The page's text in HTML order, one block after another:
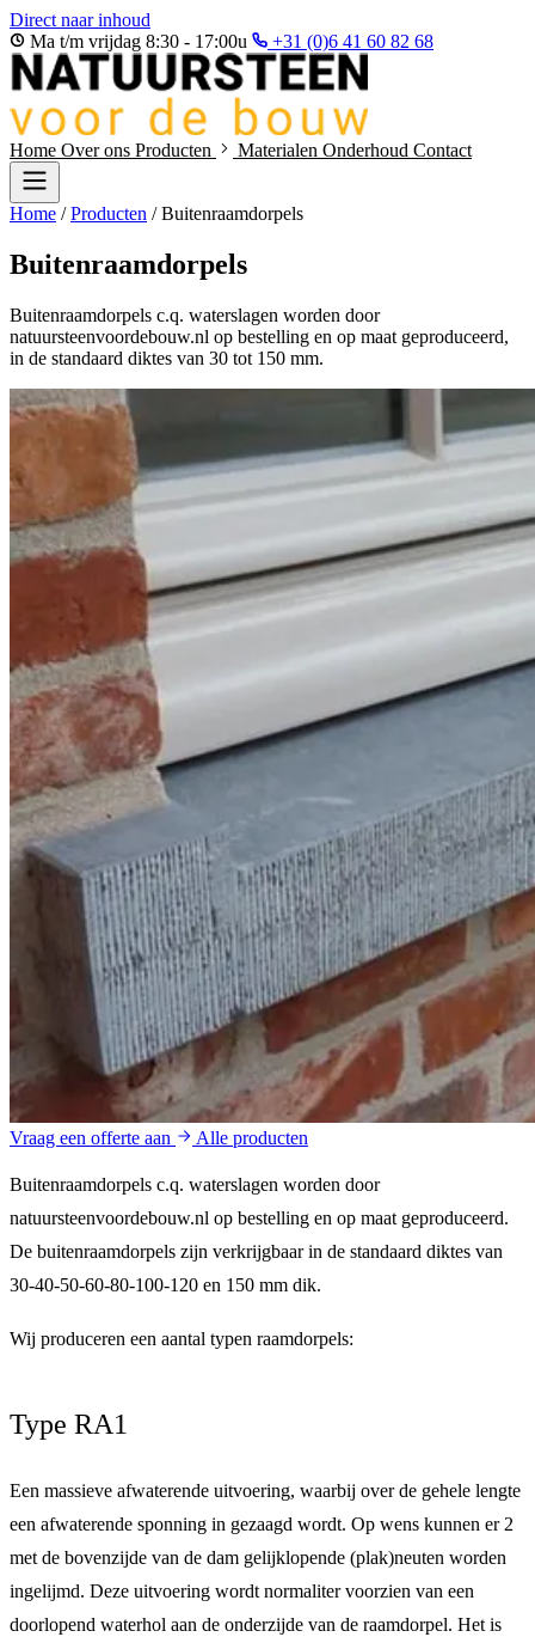
Direct naar inhoud
Ma t/m vrijdag 8:30 - 17:00u
+31 (0)6 41 60 82 68
Home Over ons Producten Materialen Onderhoud Contact
Home / Producten / Buitenraamdorpels
Buitenraamdorpels
Buitenraamdorpels c.q. waterslagen worden door
natuursteenvoordebouw.nl op bestelling en op maat geproduceerd,
in de standaard diktes van 30 tot 150 mm.
Vraag een offerte aan Alle producten
Buitenraamdorpels c.q. waterslagen worden door
natuursteenvoordebouw.nl op bestelling en op maat geproduceerd.
De buitenraamdorpels zijn verkrijgbaar in de standaard diktes van
30-40-50-60-80-100-120 en 150 mm dik.
Wij produceren een aantal typen raamdorpels:
Type RA1
Een massieve afwaterende uitvoering, waarbij over de gehele lengte
een afwaterende sponning in gezaagd wordt. Op wens kunnen er 2
met de bovenzijde van de dam gelijklopende (plak)neuten worden
ingelijmd. Deze uitvoering wordt normaliter voorzien van een
doorlopend waterhol aan de onderzijde van de raamdorpel. Het is